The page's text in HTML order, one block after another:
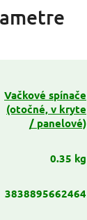
Vačkové spínače
(otočné, v kryte
/ panelové)
0.35 kg
3838895662464